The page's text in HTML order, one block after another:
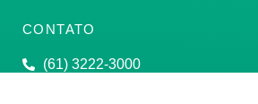
CONTATO
(61) 3222-3000